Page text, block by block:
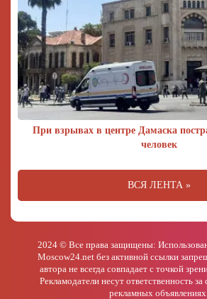
При взрывах в центре Дамаска
человек
ВСЯ ЛЕНТА »
2024 © Все права защищены:
Moscow24.net без активной ссылки
автора не всегда совпадает с точкой
Рекламодатели несут ответственность
рекламных объявлениях.